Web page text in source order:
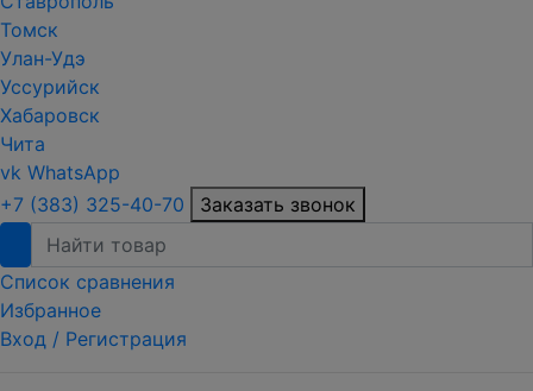
Томск
Улан-Удэ
Уссурийск
Хабаровск
Чита
vk WhatsApp
+7 (383) 325-40-70
Заказать звонок
Список сравнения
Избранное
Вход / Регистрация